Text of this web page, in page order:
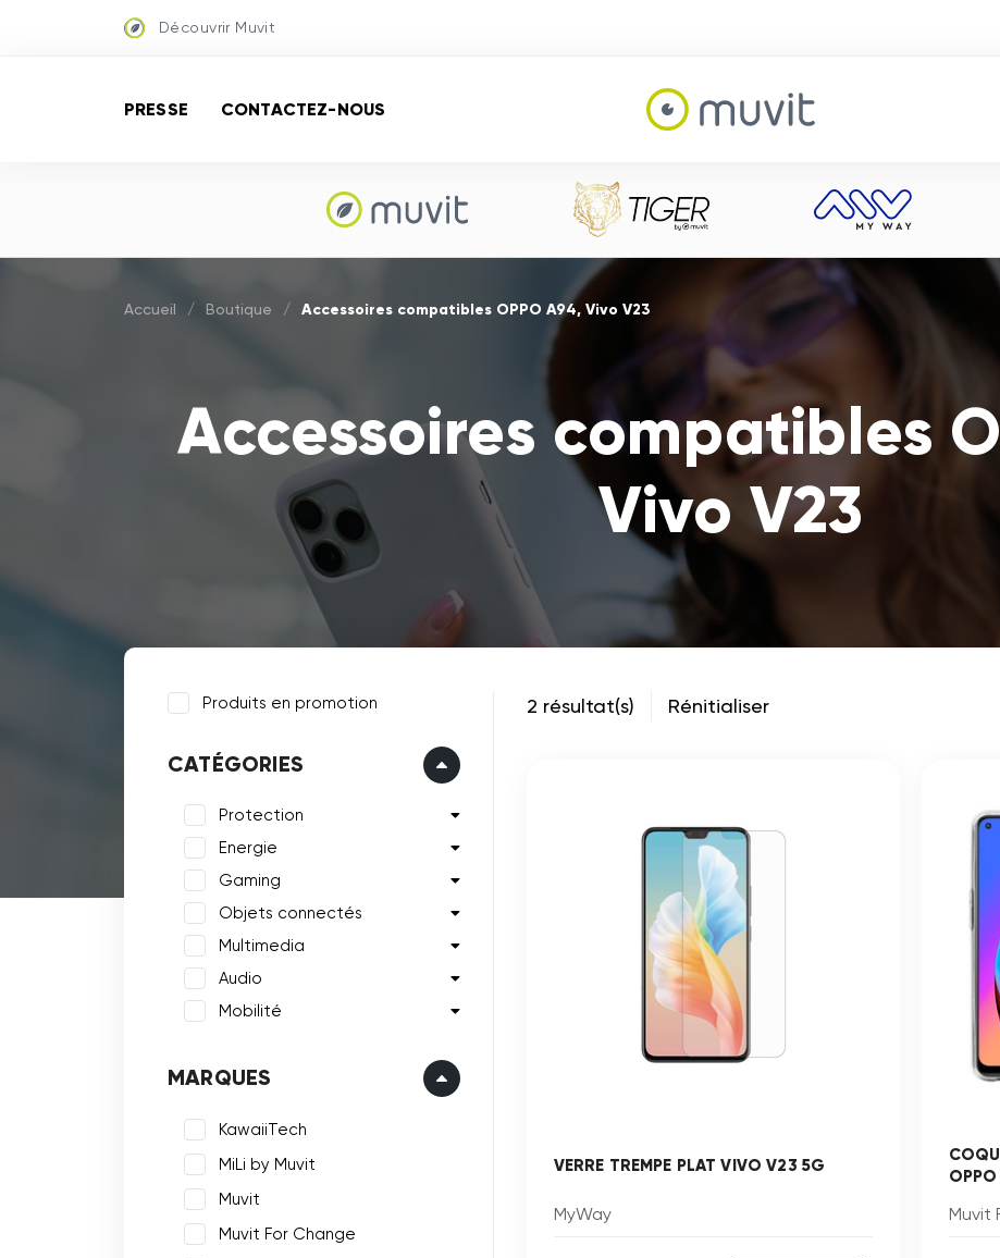
Découvrir Muvit
PRESSE CONTACTEZ-NOUS
Accueil / Boutique / Accessoires compatibles OPPO A94, Vivo V23
Accessoires compatibles
Vivo V23
Produits en promotion
CATÉGORIES
Protection
Energie
Gaming
Objets connectés
Multimedia
Audio
Mobilité
MARQUES
KawaiiTech
MiLi by Muvit
Muvit
Muvit For Change
2 résultat(s) Rénitialiser
VERRE TREMPE PLAT VIVO V23 5G
MyWay Muvit